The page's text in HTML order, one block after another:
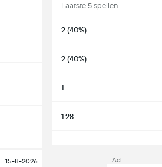
15-8-2026
Laatste 5 spellen
2 (40%)
2 (40%)
1
1.28
Ad